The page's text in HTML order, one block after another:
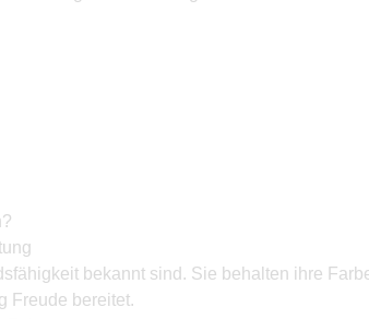
bekannt sind. Sie behalten ihre
Freude bereitet.